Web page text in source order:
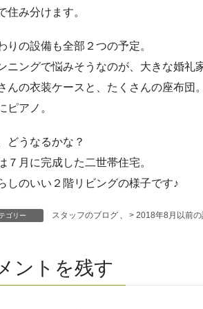
住み分けます。
りの設備も全部２つの予定。
ニングで悩みそうなのが、大きな婚礼
んの衣装ケースと、たくさんの座布団。
ピアノ。
どうなるかな？
７月に完成した二世帯住宅。
しのいい２階リビングの様子です♪
ゴリー スタッフのブログ 、 > 2018年8月以前
ントを残す